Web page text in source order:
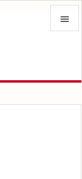

